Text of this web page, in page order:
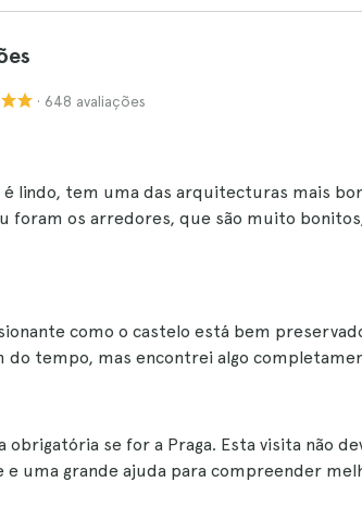
· 648 avaliações
é lindo, tem uma das arquitecturas mais
foram os arredores, que são muito
como o castelo está bem
do tempo, mas encontrei algo
obrigatória se for a Praga. Esta visita não
e uma grande ajuda para compreender